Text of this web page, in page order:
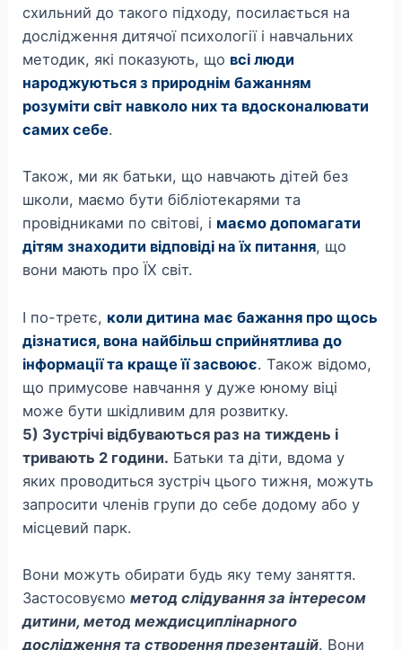
схильний до такого підходу, посилається на
дослідження дитячої психології і навчальних
методик, які показують, що всі люди
народжуються з природнім бажанням
розуміти світ навколо них та вдосконалювати
самих себе.
Також, ми як батьки, що навчають дітей без
школи, маємо бути бібліотекарями та
провідниками по світові, і маємо допомагати
дітям знаходити відповіді на їх питання, що
вони мають про ЇХ світ.
І по-третє, коли дитина має бажання про щось
дізнатися, вона найбільш сприйнятлива до
інформації та краще її засвоює. Також відомо,
що примусове навчання у дуже юному віці
може бути шкідливим для розвитку.
5) Зустрічі відбуваються раз на тиждень і
тривають 2 години. Батьки та діти, вдома у
яких проводиться зустріч цього тижня, можуть
запросити членів групи до себе додому або у
місцевий парк.
Вони можуть обирати будь яку тему заняття.
Застосовуємометод слідування за інтересом
дитини, метод междисциплінарного
дослідження та створення презентацій. Вони